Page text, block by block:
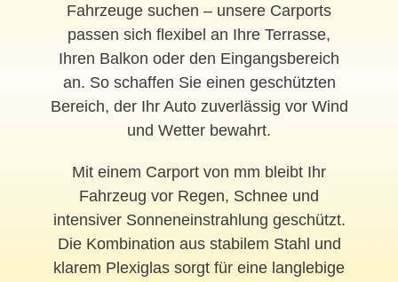
Fahrzeuge suchen – unsere Carports
passen sich flexibel an Ihre Terrasse,
Ihren Balkon oder den Eingangsbereich
an. So schaffen Sie einen geschützten
Bereich, der Ihr Auto zuverlässig vor Wind
und Wetter bewahrt.
Mit einem Carport von mm bleibt Ihr
Fahrzeug vor Regen, Schnee und
intensiver Sonneneinstrahlung geschützt.
Die Kombination aus stabilem Stahl und
klarem Plexiglas sorgt für eine langlebige